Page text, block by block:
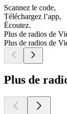
Scannez le code,
Téléchargez l’app,
Écoutez.
Plus de radios de
Plus de radios de
Plus de